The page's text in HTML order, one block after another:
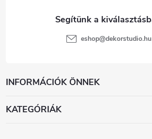
INFORMÁCIÓK ÖNNEK
KATEGÓRIÁK
eshop@dekorstudio.hu